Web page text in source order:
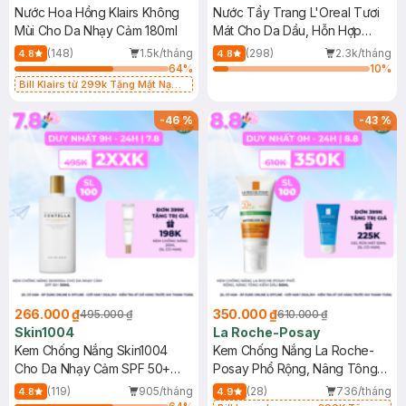
Nước Hoa Hồng Klairs Không
Mùi Cho Da Nhạy Cảm 180ml
4.8 (148)
1.5k/tháng
64%
Bill Klairs từ 299k Tặng Mặt Nạ
25ml (SL Có Hạn)
Nước Tẩy Trang L'Oreal Tươi
Mát Cho Da Dầu, Hỗn Hợp
400ml
4.8 (298)
2.3k/tháng
10%
-46%
266.000 ₫495.000 ₫
Skin1004
Kem Chống Nắng Skin1004
Cho Da Nhạy Cảm SPF 50+
50ml
4.8 (119)
905/tháng
-43%
350.000 ₫610.000 ₫
La Roche-Posay
Kem Chống Nắng La Roche-
Posay Phổ Rộng, Nâng Tông
Kiềm Dầu 50ml
4.9 (28) 736/tháng